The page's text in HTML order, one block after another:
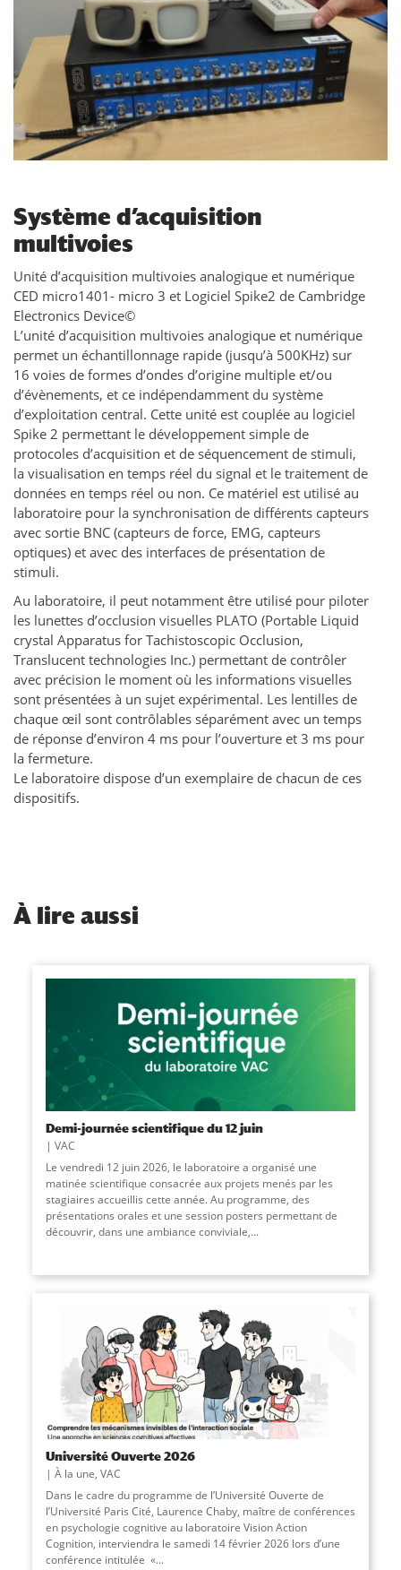
Système d’acquisition
multivoies
Unité d’acquisition multivoies analogique et numérique
CED micro1401- micro 3 et Logiciel Spike2 de Cambridge
Electronics Device©
L’unité d’acquisition multivoies analogique et numérique
permet un échantillonnage rapide (jusqu’à 500KHz) sur
16 voies de formes d’ondes d’origine multiple et/ou
d’évènements, et ce indépendamment du système
d’exploitation central. Cette unité est couplée au logiciel
Spike 2 permettant le développement simple de
protocoles d’acquisition et de séquencement de stimuli,
la visualisation en temps réel du signal et le traitement de
données en temps réel ou non. Ce matériel est utilisé au
laboratoire pour la synchronisation de différents capteurs
avec sortie BNC (capteurs de force, EMG, capteurs
optiques) et avec des interfaces de présentation de
stimuli.
Au laboratoire, il peut notamment être utilisé pour piloter
les lunettes d’occlusion visuelles PLATO (Portable Liquid
crystal Apparatus for Tachistoscopic Occlusion,
Translucent technologies Inc.) permettant de contrôler
avec précision le moment où les informations visuelles
sont présentées à un sujet expérimental. Les lentilles de
chaque œil sont contrôlables séparément avec un temps
de réponse d’environ 4 ms pour l’ouverture et 3 ms pour
la fermeture.
Le laboratoire dispose d’un exemplaire de chacun de ces
dispositifs.
À lire aussi
Demi-journée scientifique du 12 juin
VAC
Le vendredi 12 juin 2026, le laboratoire a organisé une
matinée scientifique consacrée aux projets menés par les
stagiaires accueillis cette année. Au programme, des
présentations orales et une session posters permettant de
découvrir, dans une ambiance conviviale,...
Université Ouverte 2026
À la une, VAC
Dans le cadre du programme de l’Université Ouverte de
l’Université Paris Cité, Laurence Chaby, maître de conférences
en psychologie cognitive au laboratoire Vision Action
Cognition, interviendra le samedi 14 février 2026 lors d’une
conférence intitulée «...